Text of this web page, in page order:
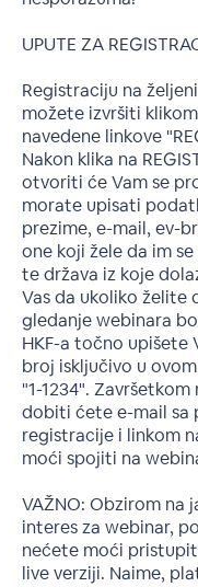
UPUTE ZA
Registraciju na
možete izvršiti
navedene linkove
Nakon klika na
otvoriti će Vam se
morate upisati
prezime, e-mail, ev-
one koji žele da im
te država iz koje
Vas da ukoliko želite
gledanje webinara
HKF-a točno upišete
broj isključivo u
"1-1234".
dobiti ćete e-mail sa
registracije i linkom
moći spojiti na
VAŽNO: Obzirom na
interes za webinar,
nećete moći
live verziji. Naime,